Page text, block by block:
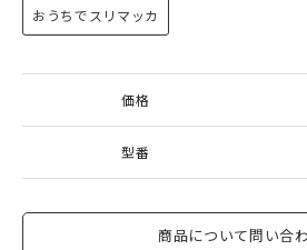
おうちでスリマッカ
価格
型番
商品について問い合